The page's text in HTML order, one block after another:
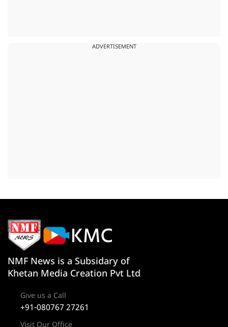
ADVERTISEMENT
NMF News is a Subsidary of
Khetan Media Creation Pvt Ltd
Give us a Call
+91-080767 27261